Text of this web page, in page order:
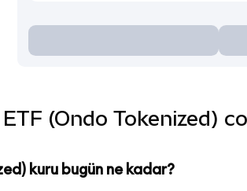
(Ondo Tokenized)
kuru bugün ne kadar?